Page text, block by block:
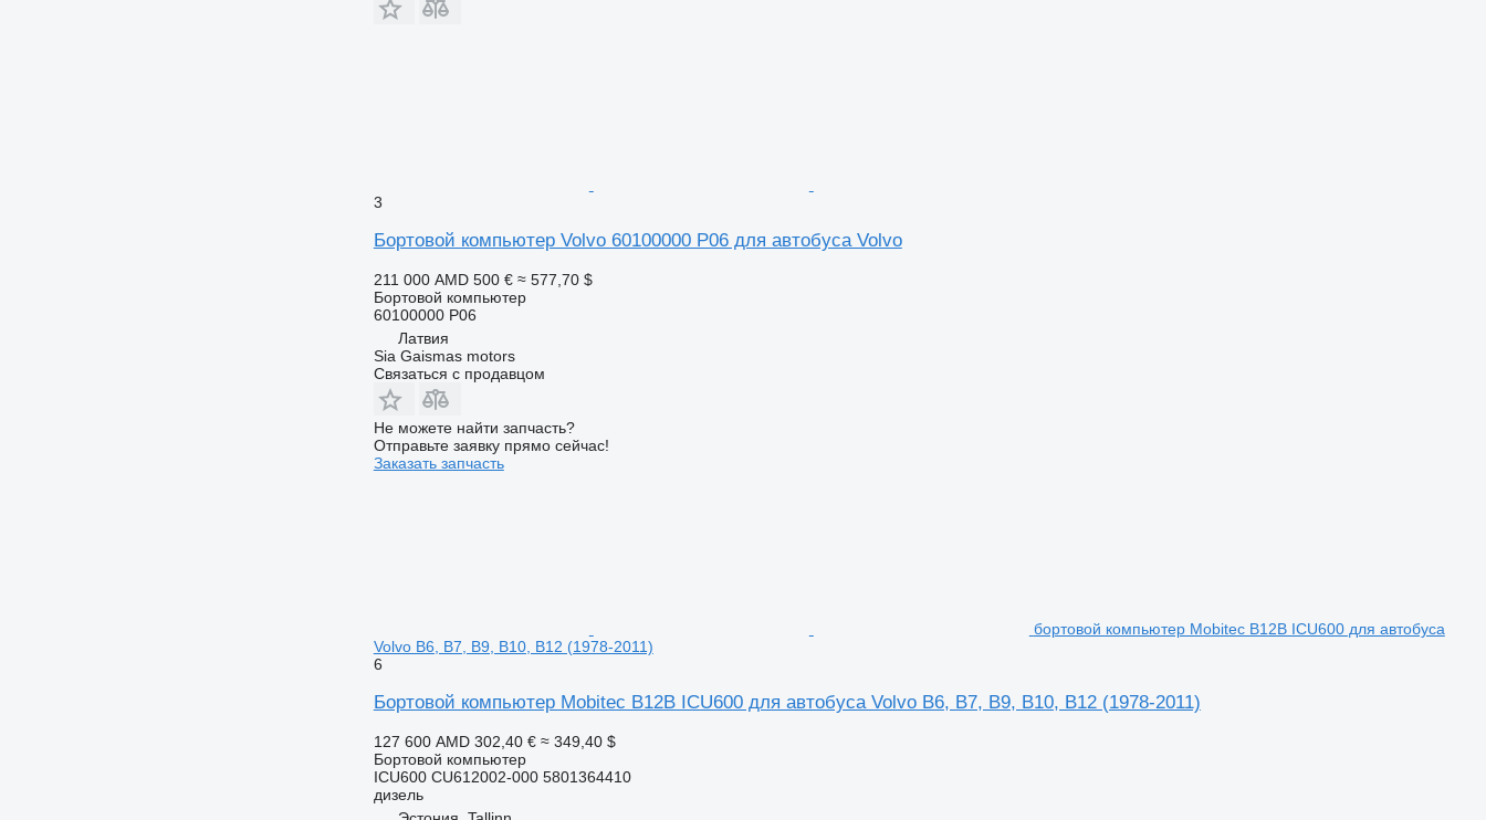
3
Бортовой компьютер Volvo 60100000 P06 для автобуса Volvo
211 000 AMD 500 € ≈ 577,70 $
Бортовой компьютер
60100000 P06
Латвия
Sia Gaismas motors
Связаться с продавцом
Не можете найти запчасть?
Отправьте заявку прямо сейчас!
Заказать запчасть
бортовой компьютер Mobitec B12B ICU600 для автобуса
Volvo B6, B7, B9, B10, B12 (1978-2011)
6
Бортовой компьютер Mobitec B12B ICU600 для автобуса Volvo B6, B7, B9, B10, B12 (1978-2011)
127 600 AMD 302,40 € ≈ 349,40 $
Бортовой компьютер
ICU600 CU612002-000 5801364410
дизель